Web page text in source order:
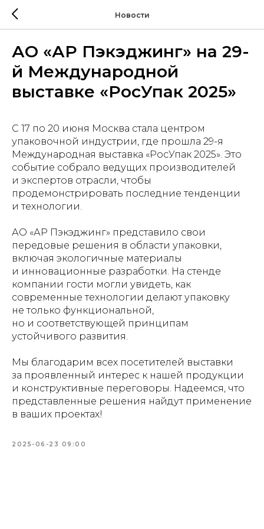
Новости
АО «АР Пэкэджинг» на 29-
й Международной
выставке «РосУпак 2025»
С 17 по 20 июня Москва стала центром
упаковочной индустрии, где прошла 29-я
Международная выставка «РосУпак 2025». Это
событие собрало ведущих производителей
и экспертов отрасли, чтобы
продемонстрировать последние тенденции
и технологии.
АО «АР Пэкэджинг» представило свои
передовые решения в области упаковки,
включая экологичные материалы
и инновационные разработки. На стенде
компании гости могли увидеть, как
современные технологии делают упаковку
не только функциональной,
но и соответствующей принципам
устойчивого развития.
Мы благодарим всех посетителей выставки
за проявленный интерес к нашей продукции
и конструктивные переговоры. Надеемся, что
представленные решения найдут применение
в ваших проектах!
2025-06-23 09:00